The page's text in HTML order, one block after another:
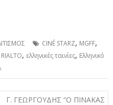
CINÉ STARZ, MGFF,
, ελληνικές ταινίες, Ελληνικό
Γ. ΓΕΩΡΓΟΥΔΗΣ “Ο ΠΙΝΑΚΑΣ